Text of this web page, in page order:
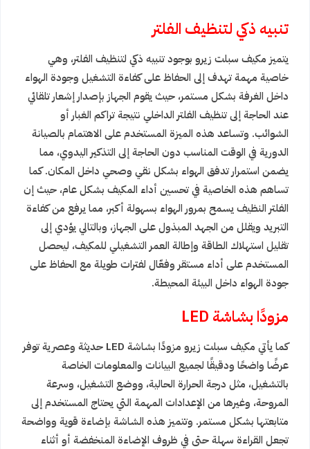
تنبيه ذكي لتنظيف الفلتر
يتميز مكيف سبلت زيرو بوجود تنبيه ذكي لتنظيف الفلتر، وهي
خاصية مهمة تهدف إلى الحفاظ على كفاءة التشغيل وجودة الهواء
داخل الغرفة بشكل مستمر، حيث يقوم الجهاز بإصدار إشعار تلقائي
عند الحاجة إلى تنظيف الفلتر الداخلي نتيجة تراكم الغبار أو
الشوائب. وتساعد هذه الميزة المستخدم على الاهتمام بالصيانة
الدورية في الوقت المناسب دون الحاجة إلى التذكير اليدوي، مما
يضمن استمرار تدفق الهواء بشكل نقي وصحي داخل المكان. كما
تساهم هذه الخاصية في تحسين أداء المكيف بشكل عام، حيث إن
الفلتر النظيف يسمح بمرور الهواء بسهولة أكبر، مما يرفع من كفاءة
التبريد ويقلل من الجهد المبذول على الجهاز، وبالتالي يؤدي إلى
تقليل استهلاك الطاقة وإطالة العمر التشغيلي للمكيف، ليحصل
المستخدم على أداء مستقر وفعّال لفترات طويلة مع الحفاظ على
جودة الهواء داخل البيئة المحيطة.
مزودًا بشاشة LED
كما يأتي مكيف سبلت زيرو مزودًا بشاشة LED حديثة وعصرية توفر
عرضًا واضحًا ودقيقًا لجميع البيانات والمعلومات الخاصة
بالتشغيل، مثل درجة الحرارة الحالية، ووضع التشغيل، وسرعة
المروحة، وغيرها من الإعدادات المهمة التي يحتاج المستخدم إلى
متابعتها بشكل مستمر. وتتميز هذه الشاشة بإضاءة قوية وواضحة
تجعل القراءة سهلة حتى في ظروف الإضاءة المنخفضة أو أثناء